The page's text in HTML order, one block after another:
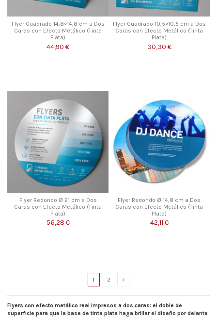
Flyer Cuadrado 14,8×14,8 cm a Dos
Caras con Efecto Metálico (Tinta
Plata)
44,90 €
Flyer Cuadrado 10,5×10,5 cm a Dos
Caras con Efecto Metálico (Tinta
Plata)
30,30 €
Flyer Redondo Ø 21 cm a Dos
Caras con Efecto Metálico (Tinta
Plata)
56,28 €
Flyer Redondo Ø 14,8 cm a Dos
Caras con Efecto Metálico (Tinta
Plata)
42,11 €
1 2
Flyers con efecto metálico real impresos a dos caras: el doble de
superficie para que la base de tinta plata haga brillar el diseño por delante